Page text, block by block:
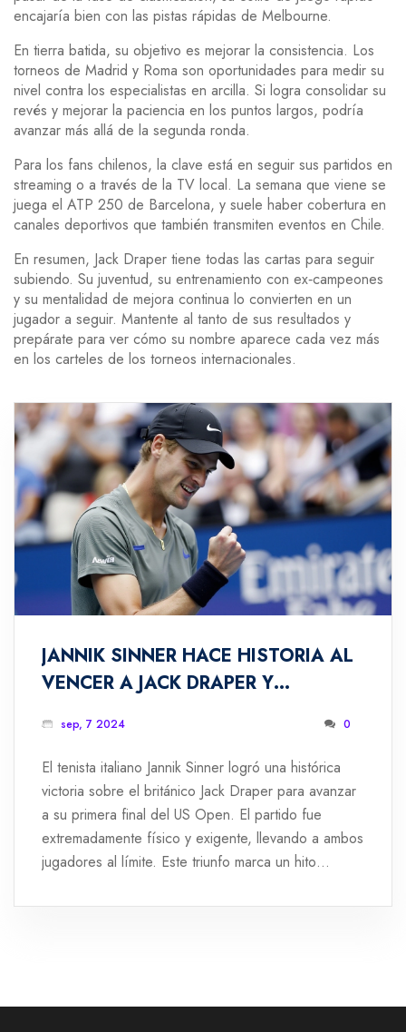
encajaría bien con las pistas rápidas de Melbourne.
En tierra batida, su objetivo es mejorar la consistencia. Los
torneos de Madrid y Roma son oportunidades para medir su
nivel contra los especialistas en arcilla. Si logra consolidar su
revés y mejorar la paciencia en los puntos largos, podría
avanzar más allá de la segunda ronda.
Para los fans chilenos, la clave está en seguir sus partidos en
streaming o a través de la TV local. La semana que viene se
juega el ATP 250 de Barcelona, y suele haber cobertura en
canales deportivos que también transmiten eventos en Chile.
En resumen, Jack Draper tiene todas las cartas para seguir
subiendo. Su juventud, su entrenamiento con ex‑campeones
y su mentalidad de mejora continua lo convierten en un
jugador a seguir. Mantente al tanto de sus resultados y
prepárate para ver cómo su nombre aparece cada vez más
en los carteles de los torneos internacionales.
JANNIK SINNER HACE HISTORIA AL
VENCER A JACK DRAPER Y
US OPEN
sep, 7 2024 0
El tenista italiano Jannik Sinner logró una histórica
victoria sobre el británico Jack Draper para avanzar
a su primera final del US Open. El partido fue
extremadamente físico y exigente, llevando a ambos
jugadores al límite. Este triunfo marca un hito
resiliencia y habilidad en la cancha.